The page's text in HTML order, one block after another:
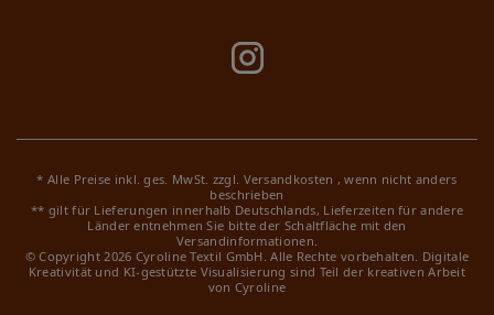
* Alle Preise inkl. ges. MwSt. zzgl. Versandkosten , wenn nicht anders
beschrieben
** gilt für Lieferungen innerhalb Deutschlands, Lieferzeiten für andere
Länder entnehmen Sie bitte der Schaltfläche mit den
Versandinformationen.
© Copyright 2026 Cyroline Textil GmbH. Alle Rechte vorbehalten. Digitale
Kreativität und KI-gestützte Visualisierung sind Teil der kreativen Arbeit
von Cyroline